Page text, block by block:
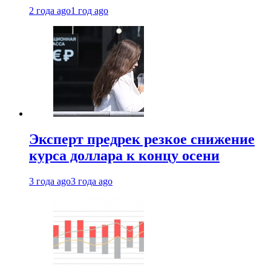
2 года ago1 год ago
Эксперт предрек резкое снижение
курса доллара к концу осени
3 года ago3 года ago